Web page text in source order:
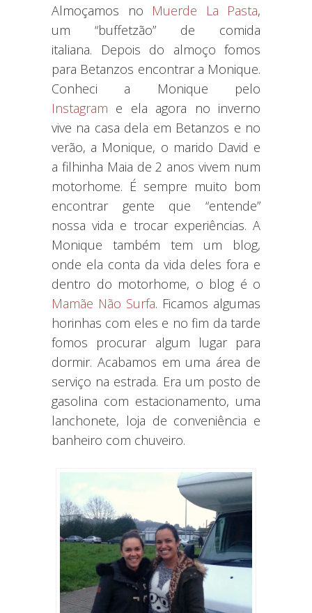
Almoçamos no Muerde La Pasta,
um “buffetzão” de comida
italiana. Depois do almoço fomos
para Betanzos encontrar a Monique.
Conheci a Monique pelo
Instagram e ela agora no inverno
vive na casa dela em Betanzos e no
verão, a Monique, o marido David e
a filhinha Maia de 2 anos vivem num
motorhome. É sempre muito bom
encontrar gente que “entende”
nossa vida e trocar experiências. A
Monique também tem um blog,
onde ela conta da vida deles fora e
dentro do motorhome, o blog é o
Mamãe Não Surfa. Ficamos algumas
horinhas com eles e no fim da tarde
fomos procurar algum lugar para
dormir. Acabamos em uma área de
serviço na estrada. Era um posto de
gasolina com estacionamento, uma
lanchonete, loja de conveniência e
banheiro com chuveiro.